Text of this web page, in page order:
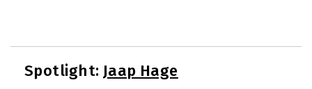
Spotlight: Jaap Hage